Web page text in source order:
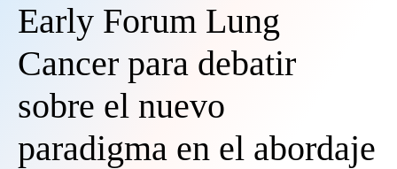
Early Forum Lung
Cancer para debatir
sobre el nuevo
paradigma en el abordaje